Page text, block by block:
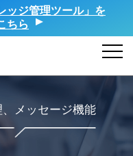
ッジ管理ツール」を
ちら
メッセージ機能